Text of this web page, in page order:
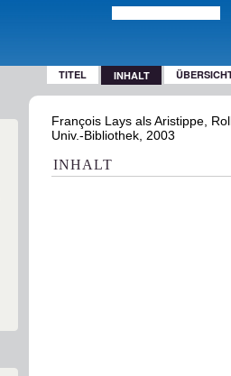
TITEL INHALT
François Lays als Aristippe,
Univ.-Bibliothek, 2003
INHALT